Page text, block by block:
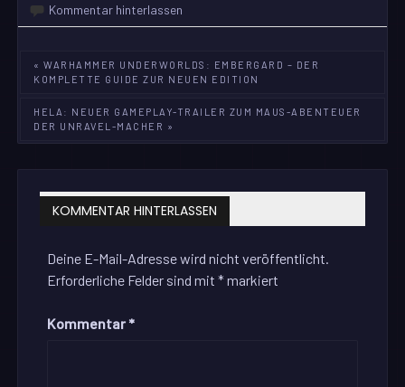
Kommentar hinterlassen
Beitragsnavigation
« WARHAMMER UNDERWORLDS: EMBERGARD – DER
KOMPLETTE GUIDE ZUR NEUEN EDITION
HELA: NEUER GAMEPLAY-TRAILER ZUM MAUS-ABENTEUER
DER UNRAVEL-MACHER »
KOMMENTAR HINTERLASSEN
Deine E-Mail-Adresse wird nicht veröffentlicht.
Erforderliche Felder sind mit*markiert
Kommentar *